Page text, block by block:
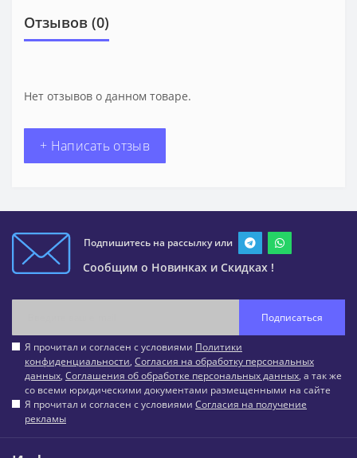
Отзывов (0)
Нет отзывов о данном товаре.
+ Написать отзыв
Подпишитесь на рассылку или
Сообщим о Новинках и Скидках !
Подписаться
Я прочитал и согласен с условиями Политики
конфиденциальности, Согласия на обработку персональных
данных, Соглашения об обработке персональных данных, а так же
со всеми юридическими документами размещенными на сайте
Я прочитал и согласен с условиями Согласия на получение
рекламы